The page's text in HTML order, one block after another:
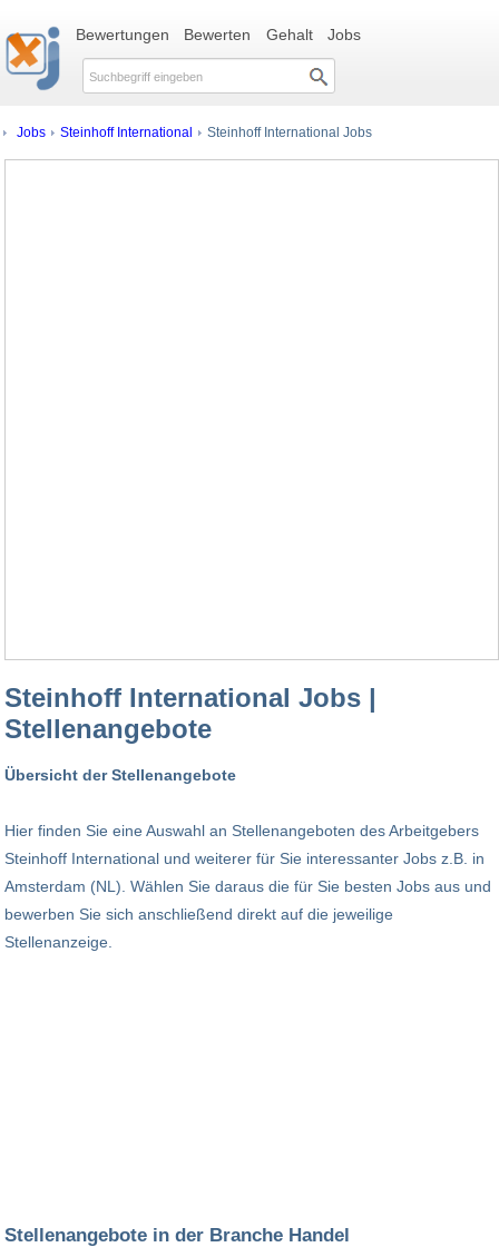
Bewertungen Bewerten Gehalt Jobs
Jobs Steinhoff International Steinhoff International Jobs
Steinhoff International Jobs |
Stellenangebote
Übersicht der Stellenangebote
Hier finden Sie eine Auswahl an Stellenangeboten des Arbeitgebers
Steinhoff International und weiterer für Sie interessanter Jobs z.B. in
Amsterdam (NL). Wählen Sie daraus die für Sie besten Jobs aus und
bewerben Sie sich anschließend direkt auf die jeweilige
Stellenanzeige.
Stellenangebote in der Branche Handel